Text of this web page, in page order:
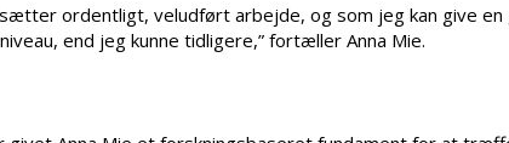
ordentligt, veludført arbejde, og som jeg kan give en
end jeg kunne tidligere,” fortæller Anna Mie.